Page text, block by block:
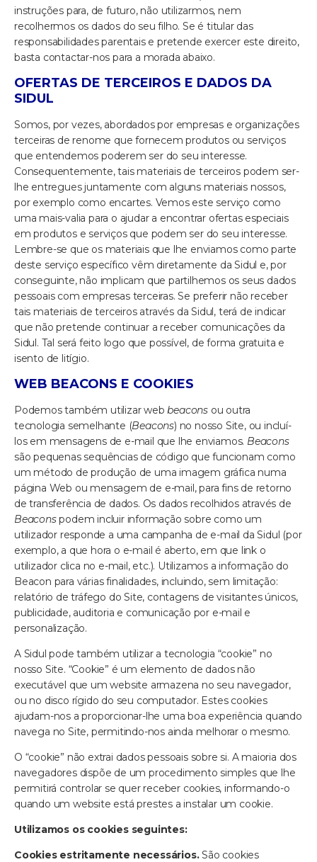
instruções para, de futuro, não utilizarmos, nem
recolhermos os dados do seu filho. Se é titular das
responsabilidades parentais e pretende exercer este direito,
basta contactar-nos para a morada abaixo.
OFERTAS DE TERCEIROS E DADOS DA
SIDUL
Somos, por vezes, abordados por empresas e organizações
terceiras de renome que fornecem produtos ou serviços
que entendemos poderem ser do seu interesse.
Consequentemente, tais materiais de terceiros podem ser-
lhe entregues juntamente com alguns materiais nossos,
por exemplo como encartes. Vemos este serviço como
uma mais-valia para o ajudar a encontrar ofertas especiais
em produtos e serviços que podem ser do seu interesse.
Lembre-se que os materiais que lhe enviamos como parte
deste serviço específico vêm diretamente da Sidul e, por
conseguinte, não implicam que partilhemos os seus dados
pessoais com empresas terceiras. Se preferir não receber
tais materiais de terceiros através da Sidul, terá de indicar
que não pretende continuar a receber comunicações da
Sidul. Tal será feito logo que possível, de forma gratuita e
isento de litígio.
WEB BEACONS E COOKIES
Podemos também utilizar webbeacons ou outra
tecnologia semelhante (Beacons) no nosso Site, ou incluí-
los em mensagens de e-mail que lhe enviamos. Beacons
são pequenas sequências de código que funcionam como
um método de produção de uma imagem gráfica numa
página Web ou mensagem de e-mail, para fins de retorno
de transferência de dados. Os dados recolhidos através de
Beaconspodem incluir informação sobre como um
utilizador responde a uma campanha de e-mail da Sidul (por
exemplo, a que hora o e-mail é aberto, em que link o
utilizador clica no e-mail, etc.). Utilizamos a informação do
Beacon para várias finalidades, incluindo, sem limitação:
relatório de tráfego do Site, contagens de visitantes únicos,
publicidade, auditoria e comunicação por e-mail e
personalização.
A Sidul pode também utilizar a tecnologia “cookie” no
nosso Site. “Cookie” é um elemento de dados não
executável que um website armazena no seu navegador,
ou no disco rígido do seu computador. Estes cookies
ajudam-nos a proporcionar-lhe uma boa experiência quando
navega no Site, permitindo-nos ainda melhorar o mesmo.
O “cookie” não extrai dados pessoais sobre si. A maioria dos
navegadores dispõe de um procedimento simples que lhe
permitirá controlar se quer receber cookies, informando-o
quando um website está prestes a instalar um cookie.
Utilizamos os cookies seguintes:
Cookies estritamente necessários.São cookies